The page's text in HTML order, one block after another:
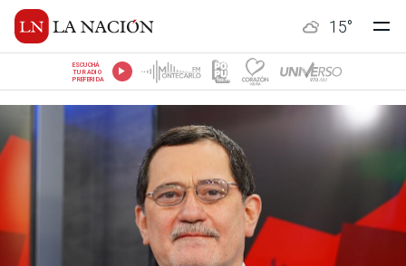
15°
ESCUCHÁ
TU RADIO
PREFERIDA